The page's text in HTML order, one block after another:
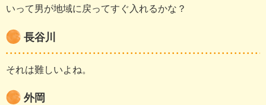
いって男が地域に戻ってすぐ入れるかな？
長谷川
それは難しいよね。
外岡